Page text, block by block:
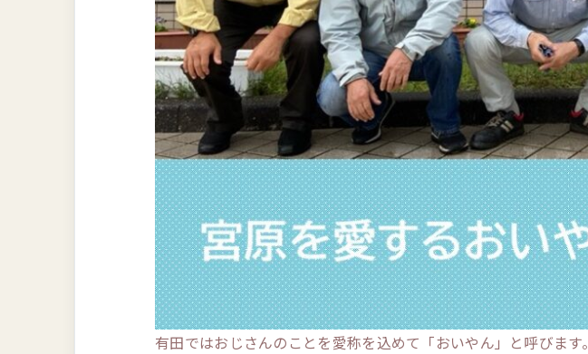
有田ではおじさんのことを愛称を込めて「おいやん」と呼びます。